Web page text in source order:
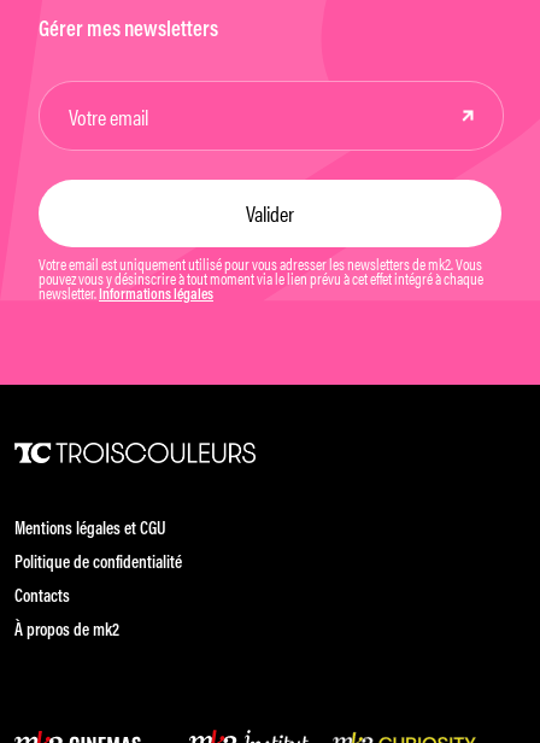
Gérer mes newsletters
Votre email est uniquement utilisé pour vous adresser les newsletters de mk2. Vous
pouvez vous y désinscrire à tout moment via le lien prévu à cet effet intégré à chaque
newsletter. Informations légales
Mentions légales et CGU
Politique de confidentialité
Contacts
À propos de mk2